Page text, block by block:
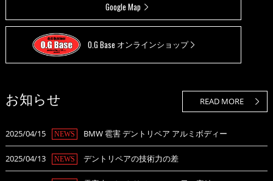
Google Map
O.G Base オンラインショップ
お知らせ READ MORE
2025/04/15 NEWS BMW 雹害 デントリペア アルミボディー
2025/04/13 NEWS デントリペアの技術力の差